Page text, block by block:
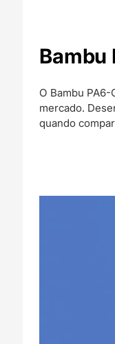
Bambu
O Bambu
mercado.
quando